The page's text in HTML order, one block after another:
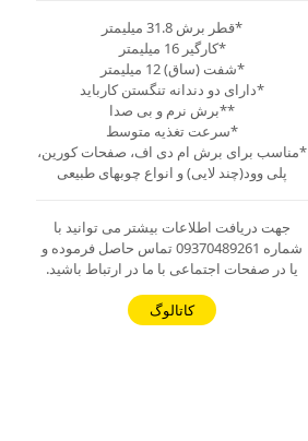
*قطر برش 31.8 میلیمتر
*کارگیر 16 میلیمتر
*شفت (ساق) 12 میلیمتر
*دارای دو دندانه تنگستن کارباید
**برش نرم و بی صدا
*سرعت تغذیه متوسط
*مناسب برای برش ام دی اف، صفحات کورین،
پلی وود(چند لایی) و انواع چوبهای طبیعی
جهت دریافت اطلاعات بیشتر می توانید با
شماره 09370489261 تماس حاصل فرموده و
یا در صفحات اجتماعی با ما در ارتباط باشید.
کاتالوگ